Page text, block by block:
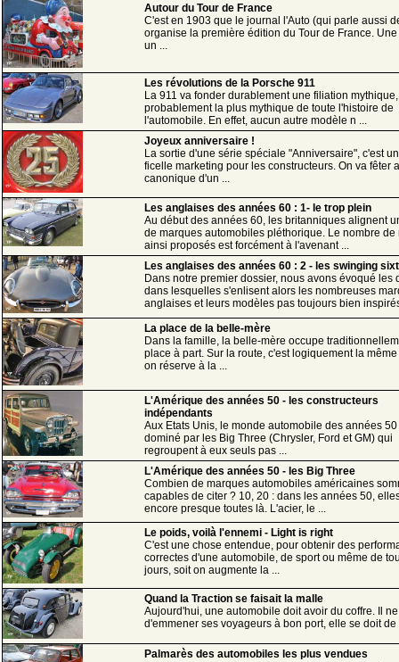
Autour du Tour de France
C'est en 1903 que le journal l'Auto (qui parle aussi
organise la première édition du Tour de France.
un ...
Les révolutions de la Porsche 911
La 911 va fonder durablement une filiation mythique,
probablement la plus mythique de toute l'histoire de
l'automobile. En effet, aucun autre modèle n ...
Joyeux anniversaire !
La sortie d'une série spéciale "Anniversaire", c'est
ficelle marketing pour les constructeurs. On va fêter
canonique d'un ...
Les anglaises des années 60 : 1- le trop plein
Au début des années 60, les britanniques alignent
de marques automobiles pléthorique. Le nombre de
ainsi proposés est forcément à l'avenant ...
Les anglaises des années 60 : 2 - les swinging
Dans notre premier dossier, nous avons évoqué les
dans lesquelles s'enlisent alors les nombreuses
anglaises et leurs modèles pas toujours bien
La place de la belle-mère
Dans la famille, la belle-mère occupe
place à part. Sur la route, c'est logiquement la
on réserve à la ...
L'Amérique des années 50 - les constructeurs
indépendants
Aux Etats Unis, le monde automobile des années 50
dominé par les Big Three (Chrysler, Ford et GM) qui
regroupent à eux seuls pas ...
L'Amérique des années 50 - les Big Three
Combien de marques automobiles américaines
capables de citer ? 10, 20 : dans les années 50,
encore presque toutes là. L'acier, le ...
Le poids, voilà l'ennemi - Light is right
C'est une chose entendue, pour obtenir des
correctes d'une automobile, de sport ou même de
jours, soit on augmente la ...
Quand la Traction se faisait la malle
Aujourd'hui, une automobile doit avoir du coffre. Il
d'emmener ses voyageurs à bon port, elle se doit de
Palmarès des automobiles les plus vendues